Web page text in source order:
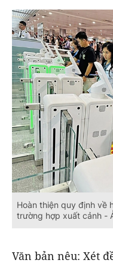
Hoàn thiện quy định về
trường hợp xuất cảnh -
Văn bản nêu: Xét